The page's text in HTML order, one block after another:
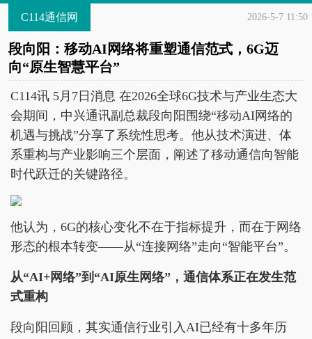
C114通信网 2026-5-7 11:50
段向阳：移动AI网络将重塑通信范式，6G迈
向“原生智慧平台”
C114讯 5月7日消息 在2026全球6G技术与产业生态大
会期间，中兴通讯副总裁段向阳围绕“移动AI网络的
机遇与挑战”分享了系统性思考。他从技术演进、体
系重构与产业影响三个层面，阐述了移动通信向智能
时代跃迁的关键路径。
他认为，6G的核心变化不在于指标提升，而在于网络
形态的根本转变——从“连接网络”走向“智能平台”。
从“AI+网络”到“AI原生网络”，通信体系正在发生范
式重构
段向阳回顾，其实通信行业引入AI已经有十多年历